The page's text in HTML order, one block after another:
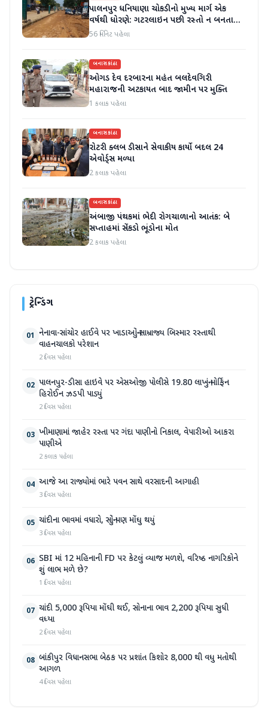
પાલનપુર ધનિયાણા ચોકડીનો મુખ્ય માર્ગ એક
વર્ષથી ધોરણે: ગટરલાઇન પછી રસ્તો ન બનતા
હાલાકી
56 મિનિટ પહેલા
બનાસકાંઠા
ઓગડ દેવ દરબારના મહંત બલદેવગિરી
મહારાજની અટકાયત બાદ જામીન પર મુક્તિ
1 કલાક પહેલા
બનાસકાંઠા
રોટરી ક્લબ ડીસાને સેવાકીય કાર્યો બદલ 24
એવોર્ડ્સ મળ્યા
2 કલાક પહેલા
બનાસકાંઠા
અંબાજી પંથકમાં ભેદી રોગચાળાનો આતંક: બે
સપ્તાહમાં સેંકડો ભૂંડોના મોત
2 કલાક પહેલા
ટ્રેન્ડિંગ
01 નેનાવા-સાંચોર હાઈવે પર ખાડાઓનું સામ્રાજ્ય બિસ્માર રસ્તાથી
વાહનચાલકો પરેશાન
2 દિવસ પહેલા
02 પાલનપુર-ડીસા હાઇવે પર એસઓજી પોલીસે 19.80 લાખનું મોર્ફિન
હિરોઈન ઝડપી પાડ્યું
2 દિવસ પહેલા
03 ખીમાણામાં જાહેર રસ્તા પર ગંદા પાણીનો નિકાલ, વેપારીઓ આકરા
પાણીએ
2 કલાક પહેલા
04 આજે આ રાજ્યોમાં ભારે પવન સાથે વરસાદની આગાહી
3 દિવસ પહેલા
05 ચાંદીના ભાવમાં વધારો, સોનું પણ મોંઘુ થયું
3 દિવસ પહેલા
06 SBI માં 12 મહિનાની FD પર કેટલું વ્યાજ મળશે, વરિષ્ઠ નાગરિકોને
શું લાભ મળે છે?
1 દિવસ પહેલા
07 ચાંદી 5,000 રૂપિયા મોંઘી થઈ, સોનાના ભાવ 2,200 રૂપિયા સુધી
વધ્યા
2 દિવસ પહેલા
08 બાંકીપુર વિધાનસભા બેઠક પર પ્રશાંત કિશોર 8,000 થી વધુ મતોથી
આગળ
4 દિવસ પહેલા